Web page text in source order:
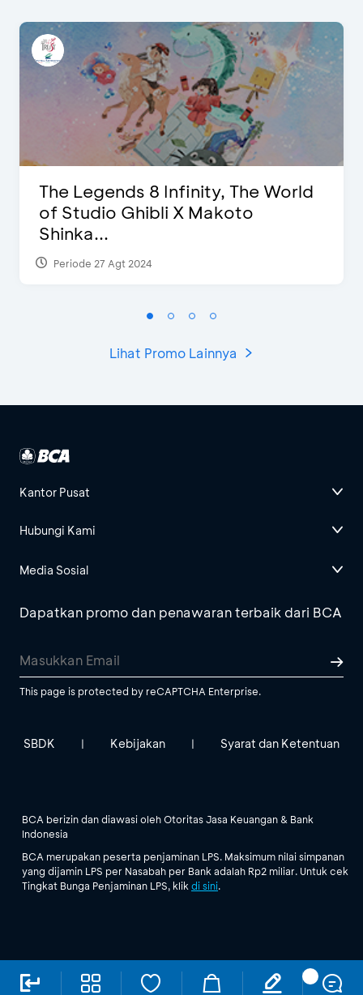
The Legends 8 Infinity, The World
of Studio Ghibli X Makoto
Shinka...
Periode 27 Agt 2024
Lihat Promo Lainnya
Kantor Pusat
Hubungi Kami
Media Sosial
Dapatkan promo dan penawaran terbaik dari BCA
This page is protected by reCAPTCHA Enterprise.
SBDK | Kebijakan | Syarat dan Ketentuan
BCA berizin dan diawasi oleh Otoritas Jasa Keuangan & Bank
Indonesia
BCA merupakan peserta penjaminan LPS. Maksimum nilai simpanan
yang dijamin LPS per Nasabah per Bank adalah Rp2 miliar. Untuk cek
Tingkat Bunga Penjaminan LPS, klik di sini.